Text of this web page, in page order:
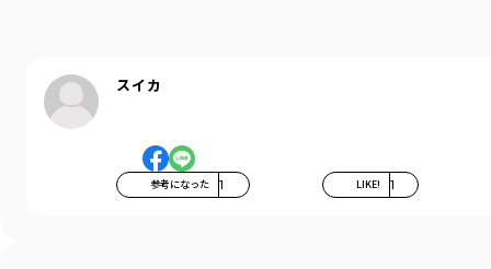
スイカ
参考になった 1 LIKE! 1